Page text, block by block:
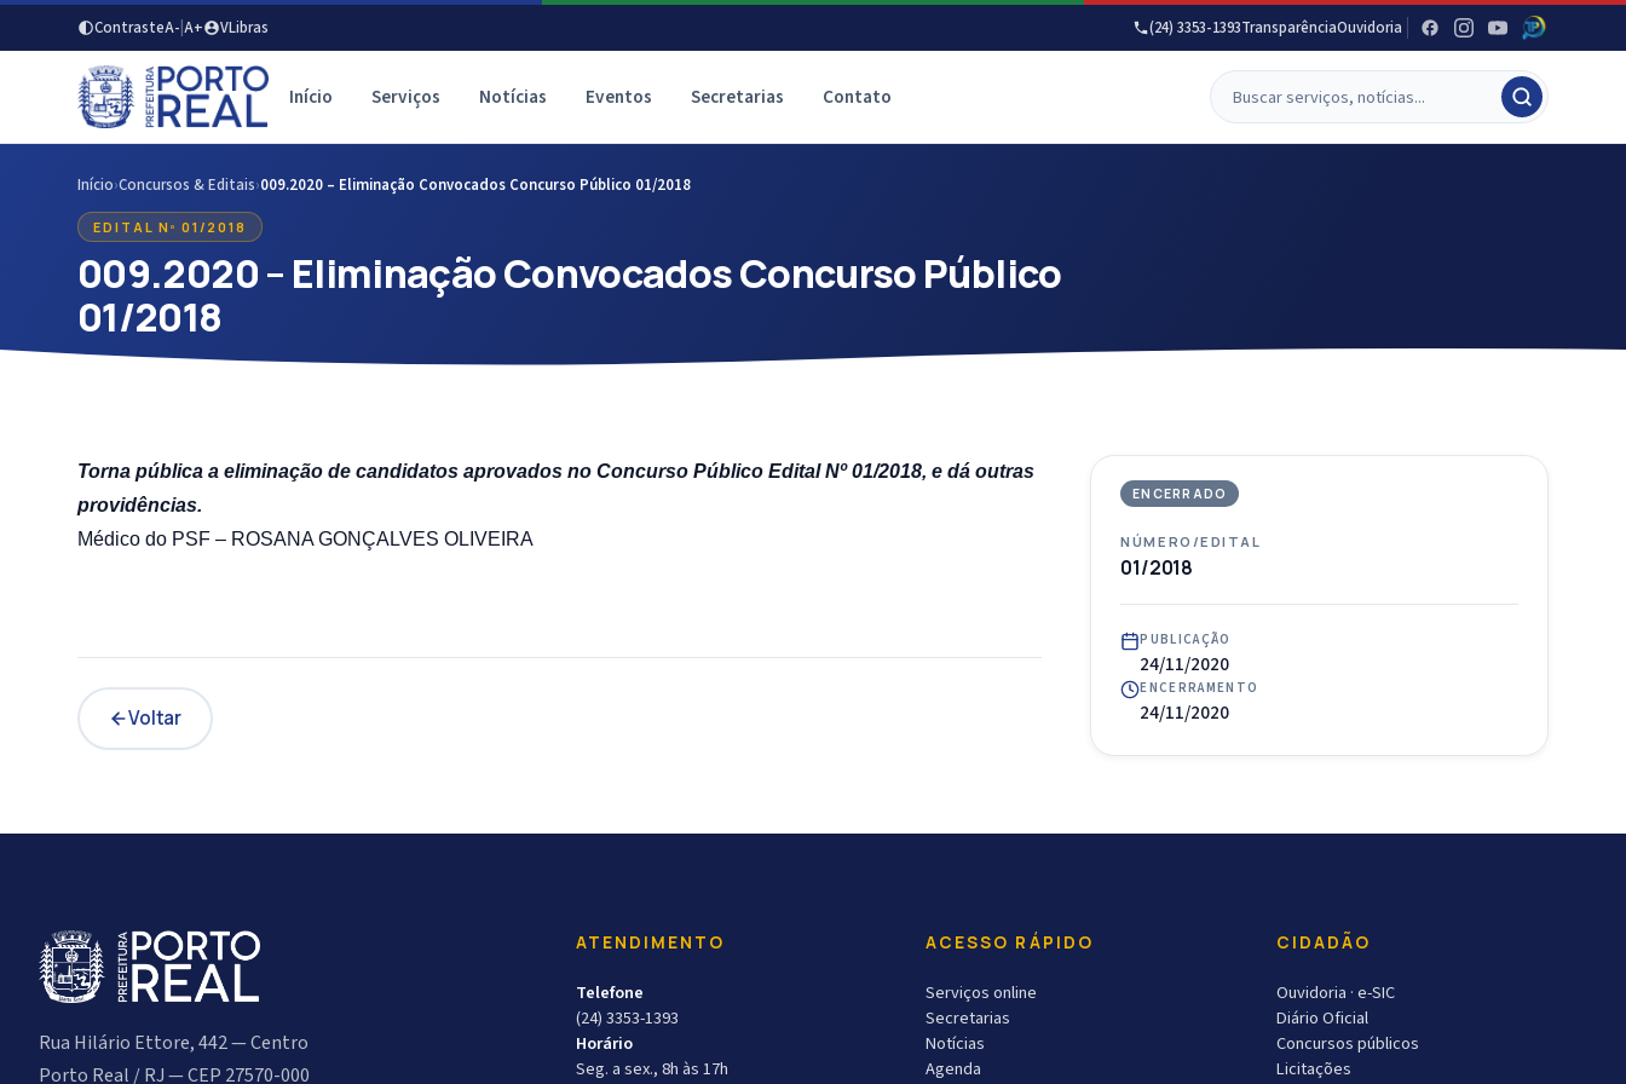
ContrasteA- A+ VLibras (24) 3353-1393TransparênciaOuvidoria
Início Serviços Notícias Eventos Secretarias Contato
Início›Concursos & Editais›009.2020 – Eliminação Convocados Concurso Público 01/2018
EDITAL Nº 01/2018
009.2020 – Eliminação Convocados Concurso Público
01/2018
Torna pública a eliminação de candidatos aprovados no Concurso Público Edital Nº 01/2018, e dá outras
providências.
Médico do PSF – ROSANA GONÇALVES OLIVEIRA
Voltar
ENCERRADO
NÚMERO/EDITAL
01/2018
PUBLICAÇÃO
24/11/2020
ENCERRAMENTO
24/11/2020
Rua Hilário Ettore, 442 — Centro
Porto Real / RJ — CEP 27570-000
ATENDIMENTO
Telefone
(24) 3353-1393
Horário
Seg. a sex., 8h às 17h
ACESSO RÁPIDO
Serviços online
Secretarias
Notícias
Agenda
CIDADÃO
Ouvidoria · e-SIC
Diário Oficial
Concursos públicos
Licitações